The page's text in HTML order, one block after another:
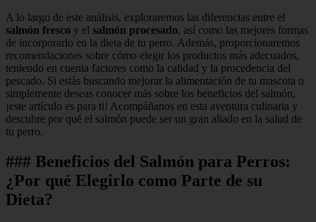
A lo largo de este análisis, exploraremos las diferencias entre el
salmón fresco y el salmón procesado, así como las mejores formas
de incorporarlo en la dieta de tu perro. Además, proporcionaremos
recomendaciones sobre cómo elegir los productos más adecuados,
teniendo en cuenta factores como la calidad y la procedencia del
pescado. Si estás buscando mejorar la alimentación de tu mascota o
simplemente deseas conocer más sobre los beneficios del salmón,
¡este artículo es para ti! Acompáñanos en esta aventura culinaria y
descubre por qué el salmón puede ser un gran aliado en la salud de
tu perro.
### Beneficios del Salmón para Perros:
¿Por qué Elegirlo como Parte de su
Dieta?